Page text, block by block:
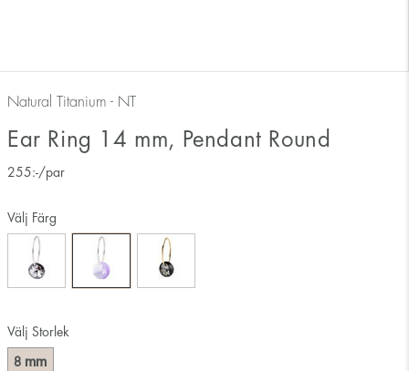
Natural Titanium - NT
Ear Ring 14 mm, Pendant Round
255:-/par
Välj Storlek
8 mm
Välj Färg